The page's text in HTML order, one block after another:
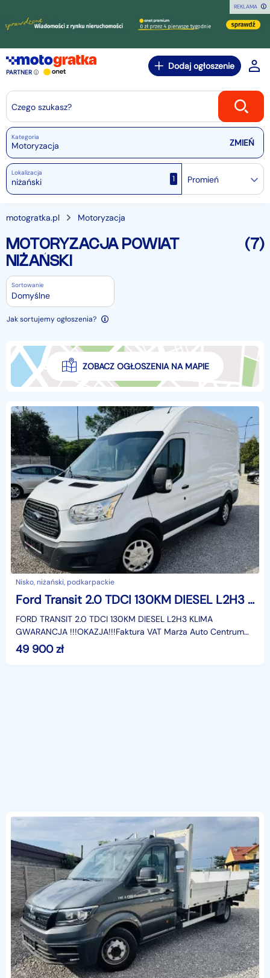
REKLAMA
PARTNER
Dodaj ogłoszenie
Czego szukasz?
Kategoria
Motoryzacja
Lokalizacja
1 Promień
motogratka.pl Motoryzacja
MOTORYZACJA POWIAT
NIŻAŃSKI
(7)
Sortowanie
Domyślne
Jak sortujemy ogłoszenia?
ZOBACZ OGŁOSZENIA NA MAPIE
Nisko, niżański, podkarpackie
Ford Transit 2.0 TDCI 130KM DIESEL L2H3 KLIMA GWARANCJA !!!OKAZJA!!!
FORD TRANSIT 2.0 TDCI 130KM DIESEL L2H3 KLIMA
GWARANCJA !!!OKAZJA!!!Faktura VAT Marża Auto Centrum
24 Samochody z Gwarancją !!!– gwarancja legalności pocho
49 900zł